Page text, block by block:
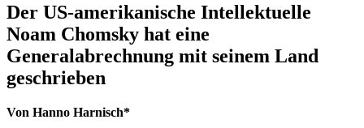
Der US-amerikanische Intellektuelle
Noam Chomsky hat eine
Generalabrechnung mit seinem Land
geschrieben
Von Hanno Harnisch*